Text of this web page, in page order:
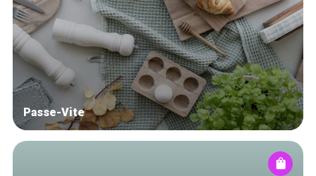
Blog
Winkelwijken
Tops 10
De ambachtslieden
Over ons
Passe-Vite